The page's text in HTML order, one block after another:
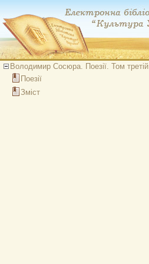
Володимир Сосюра. Поезії. Том третій
Поезії
Зміст